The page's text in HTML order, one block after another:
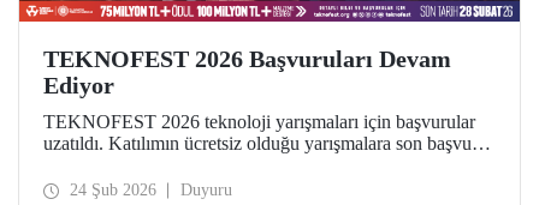
TEKNOFEST 2026 Başvuruları Devam
Ediyor
TEKNOFEST 2026 teknoloji yarışmaları için başvurular
uzatıldı. Katılımın ücretsiz olduğu yarışmalara son başvuru
teknoloji festivali TEKNOFEST kapsamında düzenlenen
24 Şub 2026 Duyuru